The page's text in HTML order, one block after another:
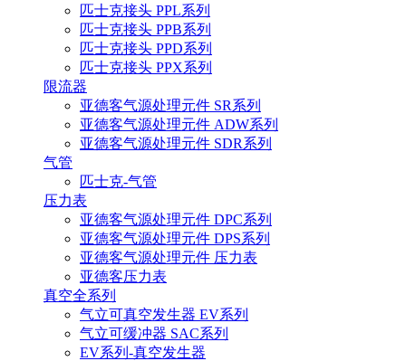
匹士克接头 PPL系列
匹士克接头 PPB系列
匹士克接头 PPD系列
匹士克接头 PPX系列
限流器
亚德客气源处理元件 SR系列
亚德客气源处理元件 ADW系列
亚德客气源处理元件 SDR系列
气管
匹士克-气管
压力表
亚德客气源处理元件 DPC系列
亚德客气源处理元件 DPS系列
亚德客气源处理元件 压力表
亚德客压力表
真空全系列
气立可真空发生器 EV系列
气立可缓冲器 SAC系列
EV系列-真空发生器